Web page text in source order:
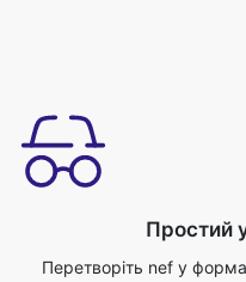
Перетворіть nef у
допомогою декількох
формат файлу за
інструменту. Наш
безкоштовний і